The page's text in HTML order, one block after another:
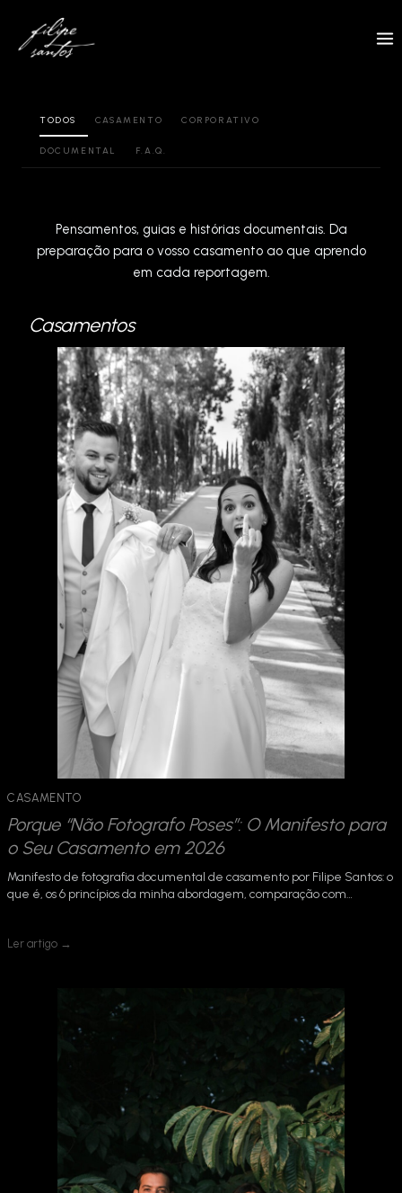
content
TODOS CASAMENTO CORPORATIVO
DOCUMENTAL F.A.Q.
Pensamentos, guias e histórias documentais. Da
preparação para o vosso casamento ao que aprendo
em cada reportagem.
Casamentos
CASAMENTO
Porque “Não Fotografo Poses”: O Manifesto para
o Seu Casamento em 2026
Manifesto de fotografia documental de casamento por Filipe Santos: o
que é, os 6 princípios da minha abordagem, comparação com…
Ler artigo →